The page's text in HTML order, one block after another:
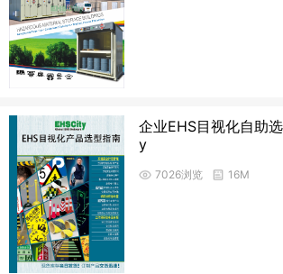
企业EHS目视化自助
y
7026浏览 16M